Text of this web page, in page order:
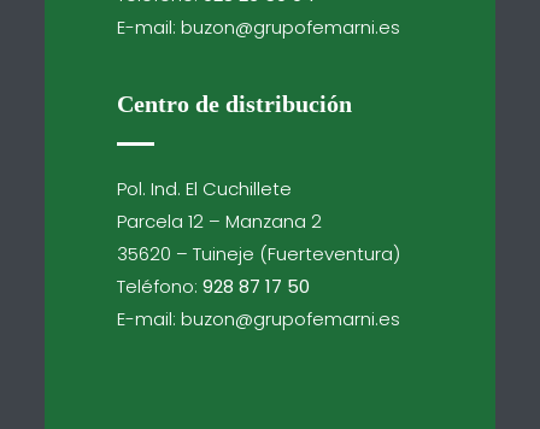
E-mail: buzon@grupofemarni.es
Centro de distribución
Pol. Ind. El Cuchillete
Parcela 12 – Manzana 2
35620 – Tuineje (Fuerteventura)
Teléfono:928 87 17 50
E-mail: buzon@grupofemarni.es